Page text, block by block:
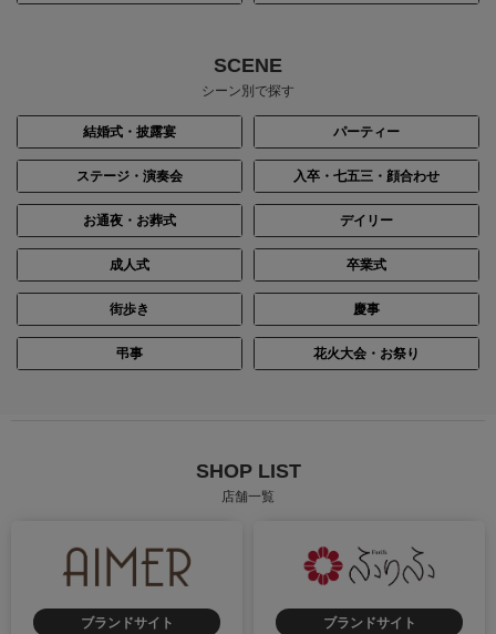
SCENE
シーン別で探す
結婚式・披露宴 パーティー
ステージ・演奏会 入卒・七五三・顔合わせ
お通夜・お葬式 デイリー
成人式 卒業式
街歩き 慶事
弔事 花火大会・お祭り
SHOP LIST
店舗一覧
ブランドサイト ブランドサイト